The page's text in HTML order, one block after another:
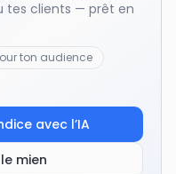
tes clients — prêt en
ton audience
avec l’IA
mien